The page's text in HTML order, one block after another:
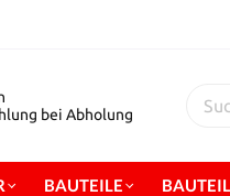
bei Abholung
BAUTEILE